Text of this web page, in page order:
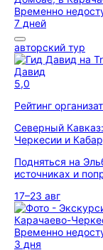
Временно
7 дней
авторский тур
Давид
5,0
Рейтинг
Северный
Черкесии и
Подняться на
источниках и
17–23 авг
Временно
3 дня